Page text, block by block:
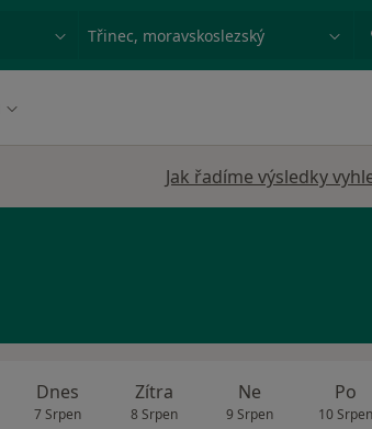
Město nebo region
Jak řadíme výsledky
Dnes
7 Srpen
Zítra
8 Srpen
Ne
9 Srpen
Po
10 Srpen